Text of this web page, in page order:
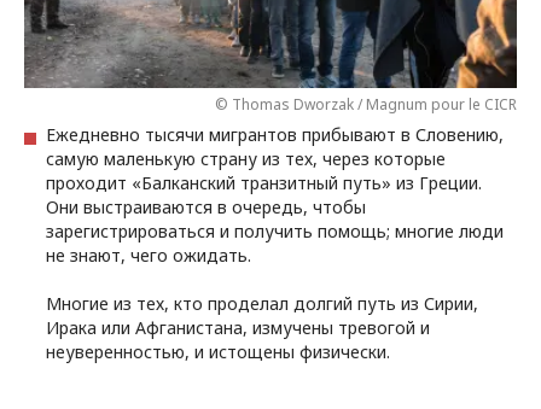
© Thomas Dworzak / Magnum pour le CICR
Ежедневно тысячи мигрантов прибывают в Словению,
самую маленькую страну из тех, через которые
проходит «Балканский транзитный путь» из Греции.
Они выстраиваются в очередь, чтобы
зарегистрироваться и получить помощь; многие люди
не знают, чего ожидать.
Многие из тех, кто проделал долгий путь из Сирии,
Ирака или Афганистана, измучены тревогой и
неуверенностью, и истощены физически.